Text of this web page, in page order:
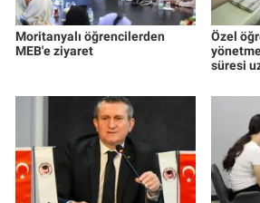
Moritanyalı öğrencilerden
MEB'e ziyaret
Özel
süresi